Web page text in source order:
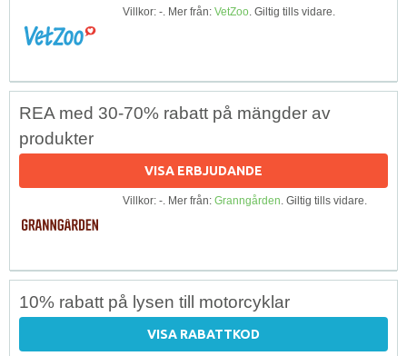
Villkor: -. Mer från: VetZoo. Giltig tills vidare.
REA med 30-70% rabatt på mängder av
produkter
VISA ERBJUDANDE
Villkor: -. Mer från: Granngården. Giltig tills vidare.
10% rabatt på lysen till motorcyklar
VISA RABATTKOD